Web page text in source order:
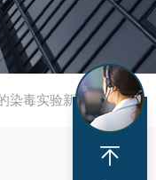
染毒实验新选择